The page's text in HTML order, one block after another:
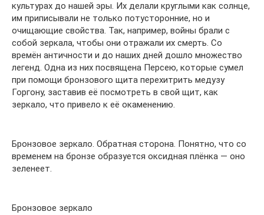
культурах до нашей эры. Их делали круглыми как солнце,
им приписывали не только потусторонние, но и
очищающие свойства. Так, например, войны брали с
собой зеркала, чтобы они отражали их смерть. Со
времён античности и до наших дней дошло множество
легенд. Одна из них посвящена Персею, которые сумел
при помощи бронзового щита перехитрить медузу
Горгону, заставив её посмотреть в свой щит, как
зеркало, что привело к её окаменению.
Бронзовое зеркало. Обратная сторона. Понятно, что со
временем на бронзе образуется оксидная плёнка — оно
зеленеет.
Бронзовое зеркало